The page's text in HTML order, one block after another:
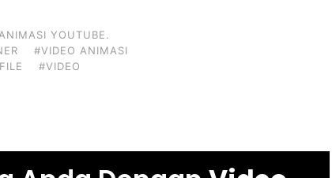
YOUTUBE.
#VIDEO ANIMASI
#VIDEO